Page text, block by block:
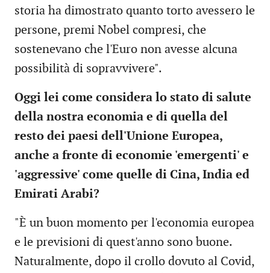
storia ha dimostrato quanto torto avessero le
persone, premi Nobel compresi, che
sostenevano che l'Euro non avesse alcuna
possibilità di sopravvivere".
Oggi lei come considera lo stato di salute
della nostra economia e di quella del
resto dei paesi dell'Unione Europea,
anche a fronte di economie 'emergenti' e
'aggressive' come quelle di Cina, India ed
Emirati Arabi?
"È un buon momento per l'economia europea
e le previsioni di quest'anno sono buone.
Naturalmente, dopo il crollo dovuto al Covid,